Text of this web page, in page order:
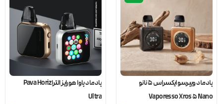
پادماد ویپرسو ایکسراس 5 نانو
Vaporesso Xros 5 Nano
پادماد پاوا هورایز الترا Pava Horiz
Ultra